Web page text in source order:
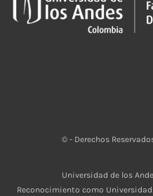
© - Derechos
Universidad de los
Reconocimiento como